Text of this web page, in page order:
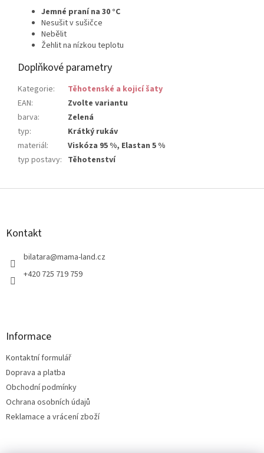
Jemné praní na 30 °C
Nesušit v sušičce
Nebělit
Žehlit na nízkou teplotu
Doplňkové parametry
Kategorie:
Těhotenské a kojicí šaty
EAN:
Zvolte variantu
barva:
Zelená
typ:
Krátký rukáv
materiál:
Viskóza 95 %, Elastan 5 %
typ postavy: Těhotenství
Z
Kontakt
bilatara@mama-land.cz
+420 725 719 759
Informace
Kontaktní formulář
Doprava a platba
Obchodní podmínky
Ochrana osobních údajů
Reklamace a vrácení zboží